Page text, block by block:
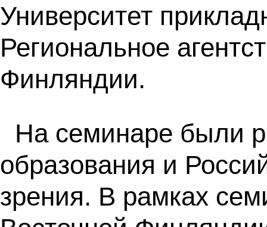
Университет
Региональное
Финляндии.
На семинаре были
образования и
зрения. В рамках